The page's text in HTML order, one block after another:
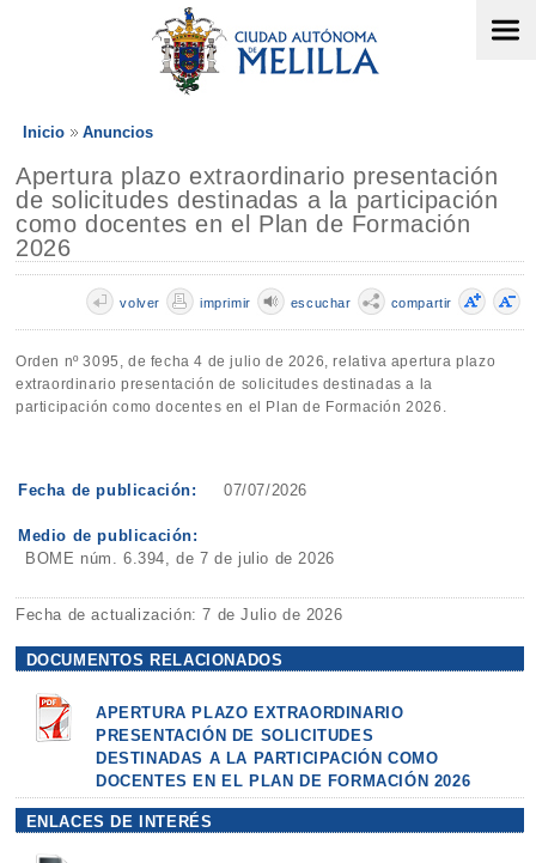
Inicio Anuncios
Apertura plazo extraordinario presentación
de solicitudes destinadas a la participación
como docentes en el Plan de Formación
2026
compartir
escuchar
imprimir
volver
Orden nº 3095, de fecha 4 de julio de 2026, relativa apertura plazo
extraordinario presentación de solicitudes destinadas a la
participación como docentes en el Plan de Formación 2026.
Fecha de publicación: 07/07/2026
Medio de publicación:
BOME núm. 6.394, de 7 de julio de 2026
Fecha de actualización: 7 de Julio de 2026
DOCUMENTOS RELACIONADOS
APERTURA PLAZO EXTRAORDINARIO
PRESENTACIÓN DE SOLICITUDES
DESTINADAS A LA PARTICIPACIÓN COMO
DOCENTES EN EL PLAN DE FORMACIÓN 2026
ENLACES DE INTERÉS